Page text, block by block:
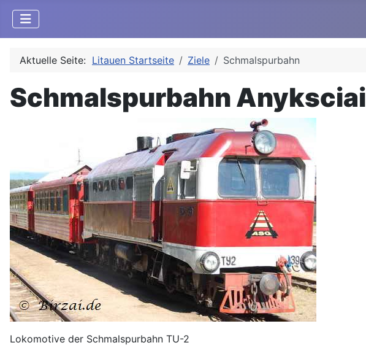
Aktuelle Seite: Litauen Startseite Ziele Schmalspurbahn
Schmalspurbahn Anyksciai
Lokomotive der Schmalspurbahn TU-2